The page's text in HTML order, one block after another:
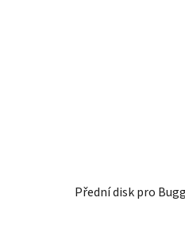
Přední disk pro